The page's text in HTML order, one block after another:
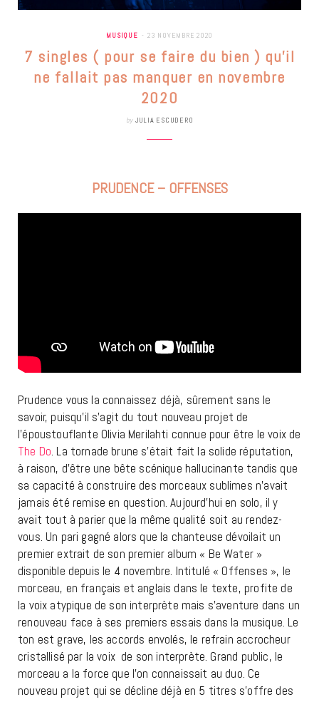
MUSIQUE 23 NOVEMBRE 2020
7 singles ( pour se faire du bien ) qu’il
ne fallait pas manquer en novembre
2020
by JULIA ESCUDERO
PRUDENCE – OFFENSES
Prudence vous la connaissez déjà, sûrement sans le
savoir, puisqu’il s’agit du tout nouveau projet de
l’époustouflante Olivia Merilahti connue pour être le voix de
The Do. La tornade brune s’était fait la solide réputation,
à raison, d’être une bête scénique hallucinante tandis que
sa capacité à construire des morceaux sublimes n’avait
jamais été remise en question. Aujourd’hui en solo, il y
avait tout à parier que la même qualité soit au rendez-
vous. Un pari gagné alors que la chanteuse dévoilait un
premier extrait de son premier album « Be Water »
disponible depuis le 4 novembre. Intitulé « Offenses », le
morceau, en français et anglais dans le texte, profite de
la voix atypique de son interprète mais s’aventure dans un
renouveau face à ses premiers essais dans la musique. Le
ton est grave, les accords envolés, le refrain accrocheur
cristallisé par la voix de son interprète. Grand public, le
morceau a la force que l’on connaissait au duo. Ce
nouveau projet qui se décline déjà en 5 titres s’offre des